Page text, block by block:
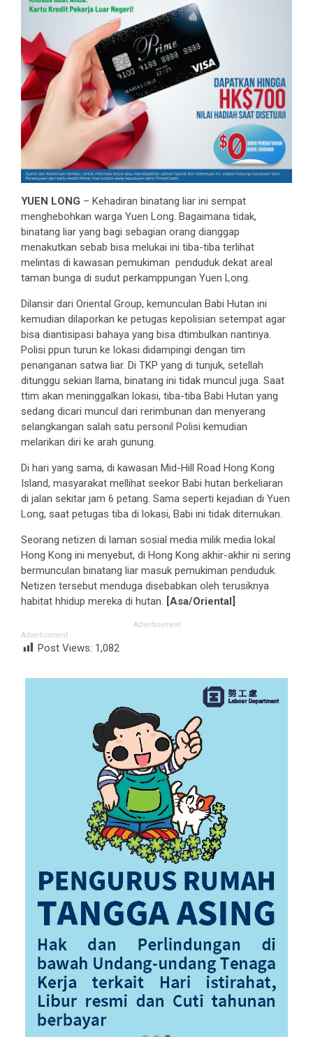
YUEN LONG – Kehadiran binatang liar ini sempat
menghebohkan warga Yuen Long. Bagaimana tidak,
binatang liar yang bagi sebagian orang dianggap
menakutkan sebab bisa melukai ini tiba-tiba terlihat
melintas di kawasan pemukiman penduduk dekat areal
taman bunga di sudut perkamppungan Yuen Long.
Dilansir dari Oriental Group, kemunculan Babi Hutan ini
kemudian dilaporkan ke petugas kepolisian setempat agar
bisa diantisipasi bahaya yang bisa dtimbulkan nantinya.
Polisi ppun turun ke lokasi didampingi dengan tim
penanganan satwa liar. Di TKP yang di tunjuk, setellah
ditunggu sekian llama, binatang ini tidak muncul juga. Saat
ttim akan meninggalkan lokasi, tiba-tiba Babi Hutan yang
sedang dicari muncul dari rerimbunan dan menyerang
selangkangan salah satu personil Polisi kemudian
melarikan diri ke arah gunung.
Di hari yang sama, di kawasan Mid-Hill Road Hong Kong
Island, masyarakat mellihat seekor Babi hutan berkeliaran
di jalan sekitar jam 6 petang. Sama seperti kejadian di Yuen
Long, saat petugas tiba di lokasi, Babi ini tidak ditemukan.
Seorang netizen di laman sosial media milik media lokal
Hong Kong ini menyebut, di Hong Kong akhir-akhir ni sering
bermunculan binatang liar masuk pemukiman penduduk.
Netizen tersebut menduga disebabkan oleh terusiknya
habitat hhidup mereka di hutan.
[Asa/Oriental]
Advertisement
Advertisement
Post Views: 1,082